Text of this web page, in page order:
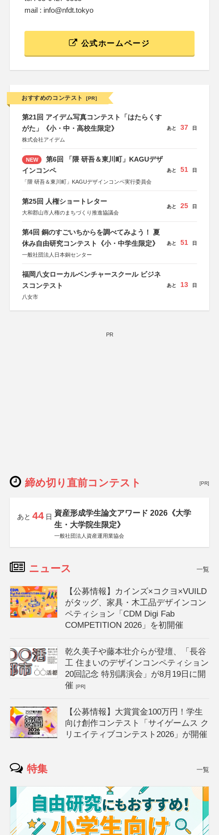
mail : info@nfdt.tokyo
公式ホームページ
おすすめのコンテスト [PR]
第21回 アイデム写真コンテスト「はたらくす
がた」《小・中・高校生限定》
株式会社アイデム
あと 37 日
NEW
第6回 「隈 研吾＆東川町」KAGUデザ
インコンペ
「隈 研吾＆東川町」KAGUデザインコンペ実行委員会
あと 51 日
第25回 人権ショートレター
大和郡山市人権のまちづくり推進協議会
あと 25 日
第4回 銅のすごいちからを調べてみよう！ 夏
休み自由研究コンテスト《小・中学生限定》
一般社団法人日本銅センター
あと 51 日
福岡八女ローカルベンチャースクール ビジネ
スコンテスト
八女市
あと 13 日
PR
締め切り直前コンテスト [PR]
あと 44 日 資産形成学生論文アワード 2026《大学
生・大学院生限定》
一般社団法人資産運用業協会
ニュース 一覧
【公募情報】カインズ×コクヨ×VUILD
がタッグ、家具・木工品デザインコン
ペティション「CDM Digi Fab
COMPETITION 2026」を初開催
乾久美子や藤本壮介らが登壇、「長谷
工 住まいのデザインコンペティション
20回記念 特別講演会」が8月19日に開
催[PR]
【公募情報】大賞賞金100万円！学生
向け創作コンテスト「サイゲームス ク
リエイティブコンテスト2026」が開催
特集 一覧